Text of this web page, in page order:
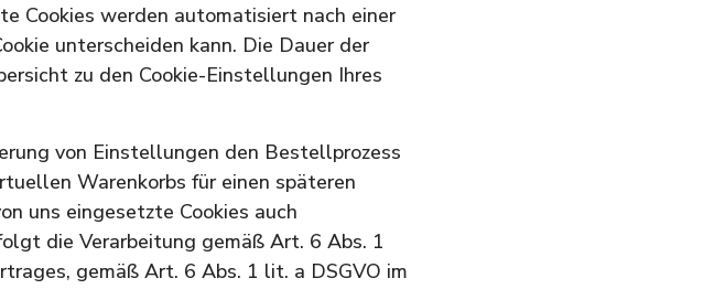
Cookies werden automatisiert nach einer
unterscheiden kann. Die Dauer der
zu den Cookie-Einstellungen Ihres
von Einstellungen den Bestellprozess
Warenkorbs für einen späteren
uns eingesetzte Cookies auch
die Verarbeitung gemäß Art. 6 Abs. 1
gemäß Art. 6 Abs. 1 lit. a DSGVO im